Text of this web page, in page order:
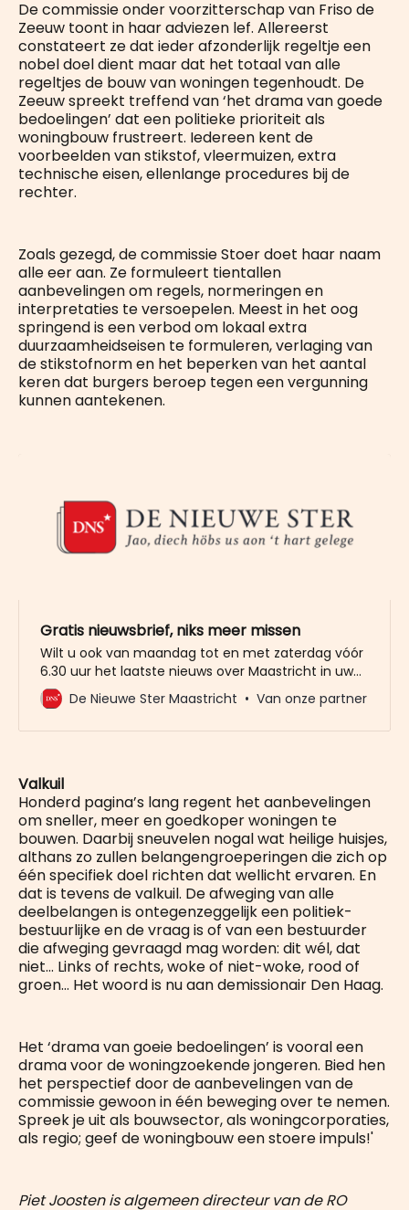
De commissie onder voorzitterschap van Friso de
Zeeuw toont in haar adviezen lef. Allereerst
constateert ze dat ieder afzonderlijk regeltje een
nobel doel dient maar dat het totaal van alle
regeltjes de bouw van woningen tegenhoudt. De
Zeeuw spreekt treffend van ‘het drama van goede
bedoelingen’ dat een politieke prioriteit als
woningbouw frustreert. Iedereen kent de
voorbeelden van stikstof, vleermuizen, extra
technische eisen, ellenlange procedures bij de
rechter.
Zoals gezegd, de commissie Stoer doet haar naam
alle eer aan. Ze formuleert tientallen
aanbevelingen om regels, normeringen en
interpretaties te versoepelen. Meest in het oog
springend is een verbod om lokaal extra
duurzaamheidseisen te formuleren, verlaging van
de stikstofnorm en het beperken van het aantal
keren dat burgers beroep tegen een vergunning
kunnen aantekenen.
Gratis nieuwsbrief, niks meer missen
Wilt u ook van maandag tot en met zaterdag vóór
6.30 uur het laatste nieuws over Maastricht in uw
mailbox? Meld u dan gratis aan voor de nieuwbrief
van De Nieuwe Ster. Meer dan 20.000 trouwe lezers
De Nieuwe Ster Maastricht Van onze partner
Valkuil
Honderd pagina’s lang regent het aanbevelingen
om sneller, meer en goedkoper woningen te
bouwen. Daarbij sneuvelen nogal wat heilige huisjes,
althans zo zullen belangengroeperingen die zich op
één specifiek doel richten dat wellicht ervaren. En
dat is tevens de valkuil. De afweging van alle
deelbelangen is ontegenzeggelijk een politiek-
bestuurlijke en de vraag is of van een bestuurder
die afweging gevraagd mag worden: dit wél, dat
niet… Links of rechts, woke of niet-woke, rood of
groen… Het woord is nu aan demissionair Den Haag.
Het ‘drama van goeie bedoelingen’ is vooral een
drama voor de woningzoekende jongeren. Bied hen
het perspectief door de aanbevelingen van de
commissie gewoon in één beweging over te nemen.
Spreek je uit als bouwsector, als woningcorporaties,
als regio; geef de woningbouw een stoere impuls!'
Piet Joosten is algemeen directeur van de RO